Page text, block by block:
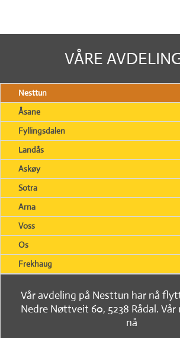
VÅRE
Nesttun
Åsane
Fyllingsdalen
Landås
Askøy
Sotra
Arna
Voss
Os
Frekhaug
Vår avdeling på Nesttun har nå
Nedre Nøttveit 60, 5238 Rådal. Vår
nå